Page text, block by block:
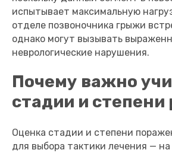
испытывает максимальную
отделе позвоночника грыжи
однако могут вызывать
неврологические нарушения.
Почему важно
стадии и степени
Оценка стадии и степени
для выбора тактики лечения —